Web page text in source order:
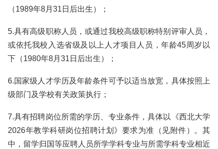
（1989年8月31日后出生）；
5.具有高级职称人员，或通过我校高级职称特别评审人员，
或依托我校入选省级及以上人才项目人员，年龄45周岁以
下（1980年8月31日后出生）；
6.国家级人才学历及年龄条件可予以适当放宽，具体按照上
级部门及学校有关政策执行；
7.具有招聘岗位所需的学历、专业条件，具体以《西北大学
2026年教学科研岗位招聘计划》要求为准（见附件）。其
中，留学归国等应聘人员所学学科专业与所需学科专业相近